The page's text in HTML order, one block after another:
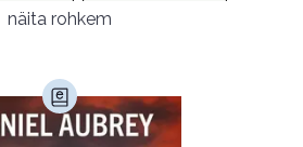
(25)
Ajakirjad (17)
(294)
näita rohkem